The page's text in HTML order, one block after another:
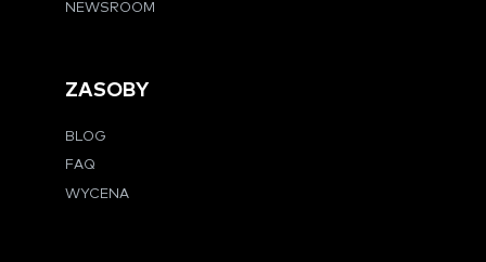
NEWSROOM
ZASOBY
BLOG
FAQ
WYCENA